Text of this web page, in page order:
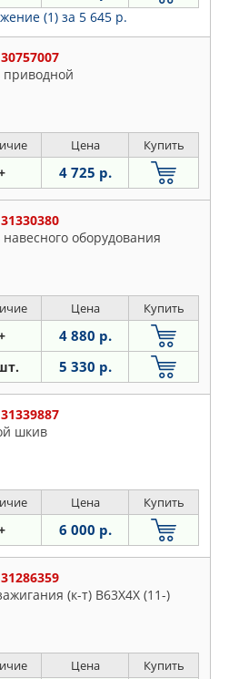
(1) за 5 645 р.
приводной
Цена Купить
4 725 р.
оборудования
Цена Купить
4 880 р.
5 330 р.
шкив
Цена Купить
6 000 р.
(к-т) B63X4X (11-)
Цена Купить